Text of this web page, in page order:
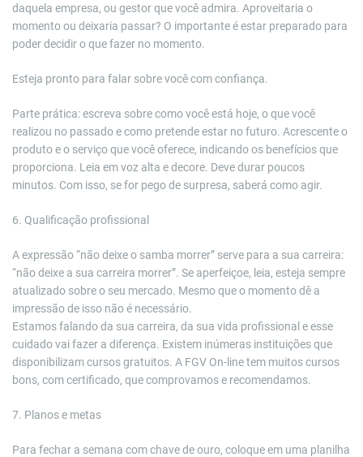
daquela empresa, ou gestor que você admira. Aproveitaria o
momento ou deixaria passar? O importante é estar preparado para
poder decidir o que fazer no momento.
Esteja pronto para falar sobre você com confiança.
Parte prática: escreva sobre como você está hoje, o que você
realizou no passado e como pretende estar no futuro. Acrescente o
produto e o serviço que você oferece, indicando os benefícios que
proporciona. Leia em voz alta e decore. Deve durar poucos
minutos. Com isso, se for pego de surpresa, saberá como agir.
6. Qualificação profissional
A expressão “não deixe o samba morrer” serve para a sua carreira:
“não deixe a sua carreira morrer”. Se aperfeiçoe, leia, esteja sempre
atualizado sobre o seu mercado. Mesmo que o momento dê a
impressão de isso não é necessário.
Estamos falando da sua carreira, da sua vida profissional e esse
cuidado vai fazer a diferença. Existem inúmeras instituições que
disponibilizam cursos gratuitos. A FGV On-line tem muitos cursos
bons, com certificado, que comprovamos e recomendamos.
7. Planos e metas
Para fechar a semana com chave de ouro, coloque em uma planilha